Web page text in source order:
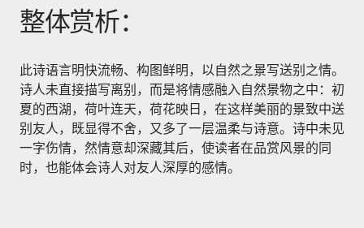
整体赏析：
此诗语言明快流畅、构图鲜明，以自然之景写送别之情。
诗人未直接描写离别，而是将情感融入自然景物之中：初
夏的西湖，荷叶连天，荷花映日，在这样美丽的景致中送
别友人，既显得不舍，又多了一层温柔与诗意。诗中未见
一字伤情，然情意却深藏其后，使读者在品赏风景的同
时，也能体会诗人对友人深厚的感情。